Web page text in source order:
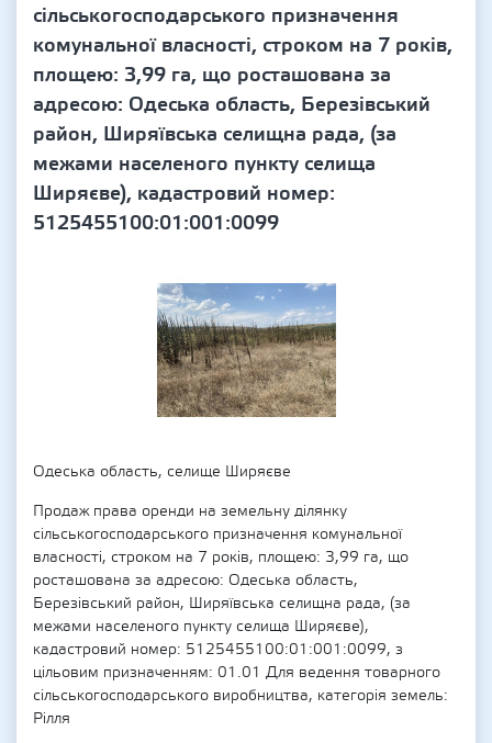
сільськогосподарського призначення
комунальної власності, строком на 7 років,
площею: 3,99 га, що росташована за
адресою: Одеська область, Березівський
район, Ширяївська селищна рада, (за
межами населеного пункту селища
Ширяєве), кадастровий номер:
5125455100:01:001:0099
Одеська область, селище Ширяєве
Продаж права оренди на земельну ділянку
сільськогосподарського призначення комунальної
власності, строком на 7 років, площею: 3,99 га, що
росташована за адресою: Одеська область,
Березівський район, Ширяївська селищна рада, (за
межами населеного пункту селища Ширяєве),
кадастровий номер: 5125455100:01:001:0099, з
цільовим призначенням: 01.01 Для ведення товарного
сільськогосподарського виробництва, категорія земель:
Рілля